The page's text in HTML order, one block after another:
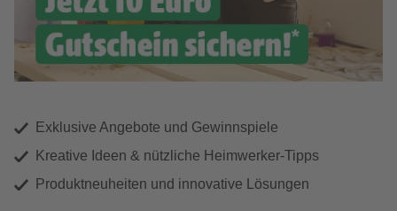
Exklusive Angebote und Gewinnspiele
Kreative Ideen & nützliche Heimwerker-Tipps
Produktneuheiten und innovative Lösungen